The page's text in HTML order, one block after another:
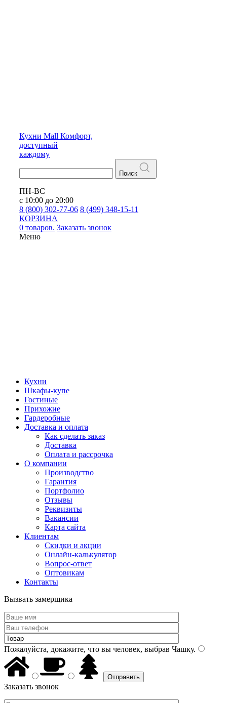
Кухни Mall Комфорт,
доступный
каждому
Поиск
ПН-ВС
с 10:00 до 20:00
8 (800) 302-77-06 8 (499) 348-15-11
КОРЗИНА
0 товаров. Заказать звонок
Меню
Кухни
Шкафы-купе
Гостиные
Прихожие
Гардеробные
Доставка и оплата
Как сделать заказ
Доставка
Оплата и рассрочка
О компании
Производство
Гарантия
Портфолио
Отзывы
Реквизиты
Вакансии
Карта сайта
Клиентам
Скидки и акции
Онлайн-калькулятор
Вопрос-ответ
Оптовикам
Контакты
Вызвать замерщика
Пожалуйста, докажите, что вы человек, выбрав Чашку.
Заказать звонок